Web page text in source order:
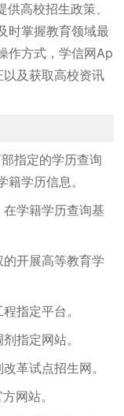
高校招生政策、
时掌握教育领域最
作方式，学信网Ap
及获取高校资讯
指定的学历查询
学历信息。
学籍学历查询基
开展高等教育学
指定平台。
指定网站。
革试点招生网。
网站。